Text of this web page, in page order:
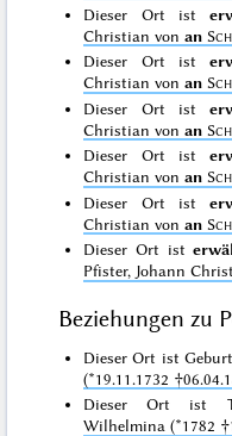
Dieser Ort ist
Christian vonan
Dieser Ort ist
Christian vonan
Dieser Ort ist
Christian vonan
Dieser Ort ist
Christian vonan
Dieser Ort ist
Christian vonan
Dieser Ort ist
Pfister, Johann
Beziehungen zu
Dieser Ort ist
(*19.11.1732
Dieser Ort ist
Wilhelmina (*1782